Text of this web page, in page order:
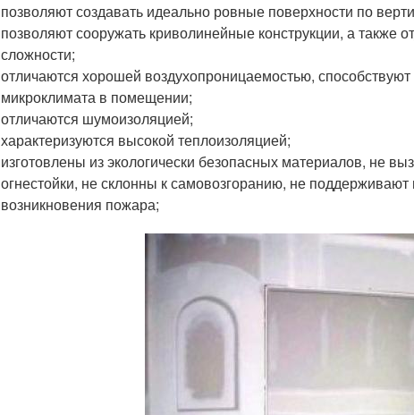
позволяют создавать идеально ровные поверхности по
позволяют сооружать криволинейные конструкции, а
сложности;
отличаются хорошей воздухопроницаемостью,
микроклимата в помещении;
отличаются шумоизоляцией;
характеризуются высокой теплоизоляцией;
изготовлены из экологически безопасных материалов, не
огнестойки, не склонны к самовозгоранию, не
возникновения пожара;